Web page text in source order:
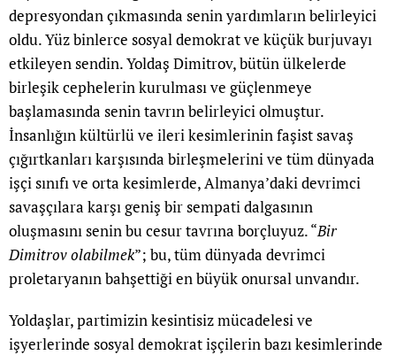
depresyondan çıkmasında senin yardımların belirleyici
oldu. Yüz binlerce sosyal demokrat ve küçük burjuvayı
etkileyen sendin. Yoldaş Dimitrov, bütün ülkelerde
birleşik cephelerin kurulması ve güçlenmeye
başlamasında senin tavrın belirleyici olmuştur.
İnsanlığın kültürlü ve ileri kesimlerinin faşist savaş
çığırtkanları karşısında birleşmelerini ve tüm dünyada
işçi sınıfı ve orta kesimlerde, Almanya’daki devrimci
savaşçılara karşı geniş bir sempati dalgasının
oluşmasını senin bu cesur tavrına borçluyuz. “Bir
Dimitrov olabilmek”; bu, tüm dünyada devrimci
proletaryanın bahşettiği en büyük onursal unvandır.
Yoldaşlar, partimizin kesintisiz mücadelesi ve
işyerlerinde sosyal demokrat işçilerin bazı kesimlerinde